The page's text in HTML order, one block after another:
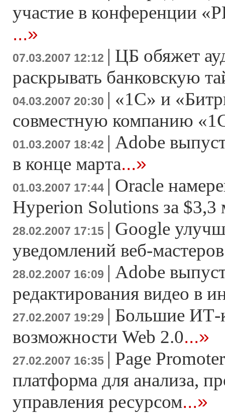
участие в конференции
...»
07.03.2007 12:12 | ЦБ обяжет
раскрывать банковскую
04.03.2007 20:30 | «1С» и
совместную компанию
01.03.2007 18:42 | Adobe
в конце марта...»
01.03.2007 17:44 | Oracle
Hyperion Solutions за
28.02.2007 17:15 | Google
уведомлений веб-мастеров
28.02.2007 16:09 | Adobe
редактирования видео в
27.02.2007 19:29 | Большие ИТ-
возможности Web 2.0...»
27.02.2007 16:35 | Page
платформа для анализа,
управления ресурсом...»